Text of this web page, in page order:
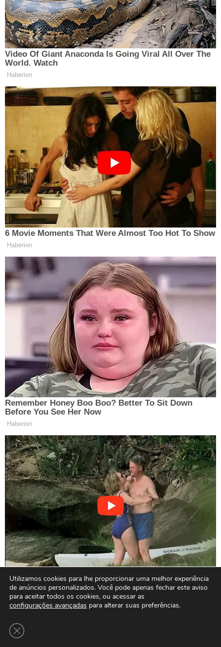
Utilizamos cookies para lhe proporcionar uma melhor experiência
de anúncios personalizados. Você pode apenas fechar este aviso
para aceitar todos os cookies, ou acessar as
configurações avançadas para alterar suas preferências.
Close GDPR Cookie Banner